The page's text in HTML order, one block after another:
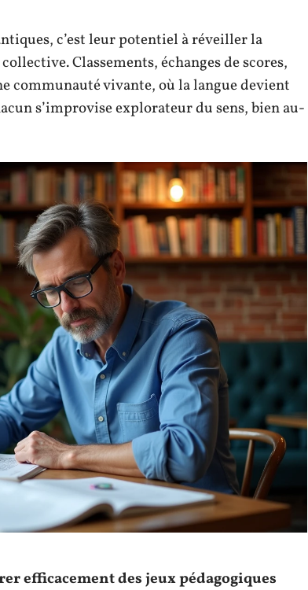
c’est leur potentiel à réveiller la
Classements, échanges de scores,
communauté vivante, où la langue devient
s’improvise explorateur du sens, bien au-
efficacement des jeux pédagogiques